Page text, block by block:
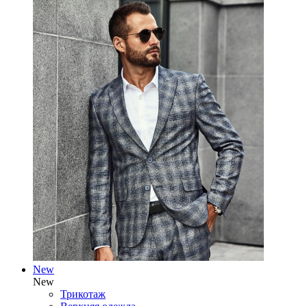
New
New
Трикотаж